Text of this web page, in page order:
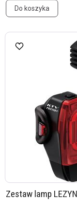
Do koszyka
Zestaw lamp